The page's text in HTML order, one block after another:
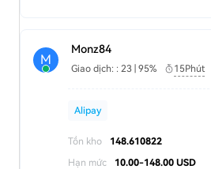
M
Monz84
Giao dịch: : 23 | 95% 15Phút
Alipay
Tồn kho
148.610822
Hạn mức
10.00-148.00 USD